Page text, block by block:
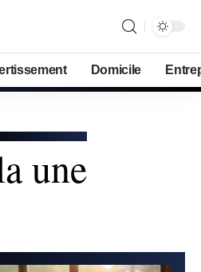
Domicile
une